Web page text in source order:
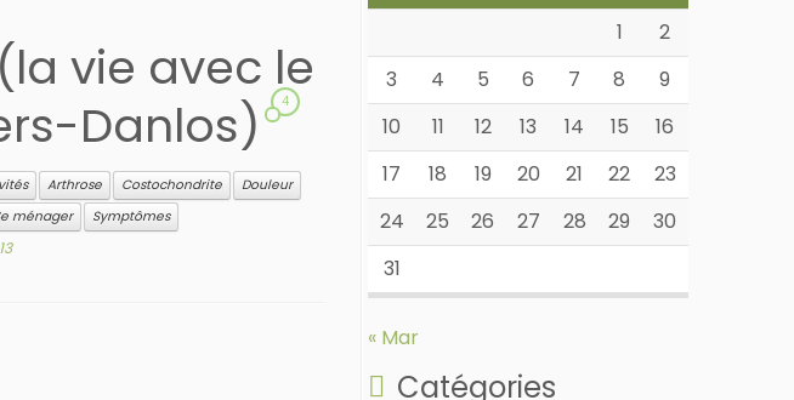
vie avec le
Danlos) 4
Arthrose Costochondrite
Douleur
ménager
Symptômes
1
2
3
4 5 6 7 8
9
10
11 12 13 14 15
16
17
18 19 20 21 22
23
24
25 26 27 28 29
30
31
« Mar
Catégories